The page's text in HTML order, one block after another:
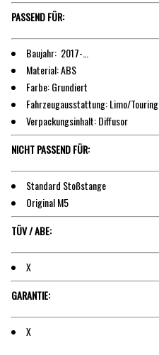
PASSEND FÜR:
Baujahr: 2017-…
Material: ABS
Farbe: Grundiert
Fahrzeugausstattung: Limo/Touring
Verpackungsinhalt: Diffusor
NICHT PASSEND FÜR:
Standard Stoßstange
Original M5
TÜV / ABE:
X
GARANTIE:
X